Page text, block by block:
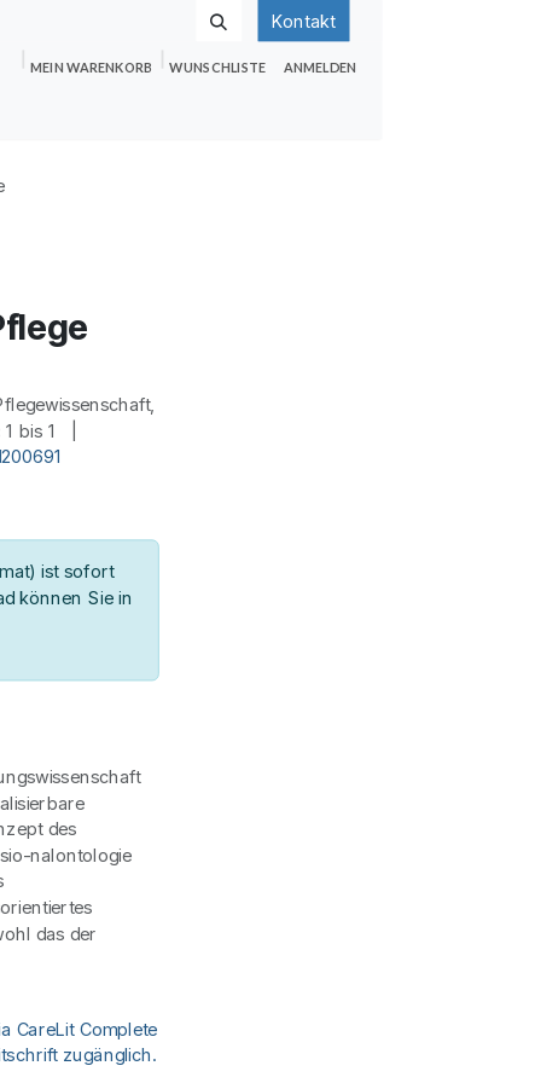
Kontakt
MEIN WARENKORB WUNSCHLISTE ANMELDEN
1 bis 1 |
ist sofort
können Sie in
des
nalontologie
das der
CareLit Complete
zugänglich.